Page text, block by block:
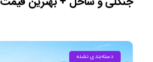
دسته‌بندی نشده